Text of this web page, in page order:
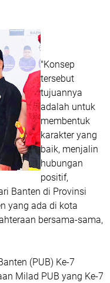
"Konsep
tersebut
tujuannya
adalah untuk
membentuk
karakter yang
baik, menjalin
hubungan
positif,
Banten di Provinsi
yang ada di kota
bersama-sama,
(PUB) Ke-7
Milad PUB yang Ke-7